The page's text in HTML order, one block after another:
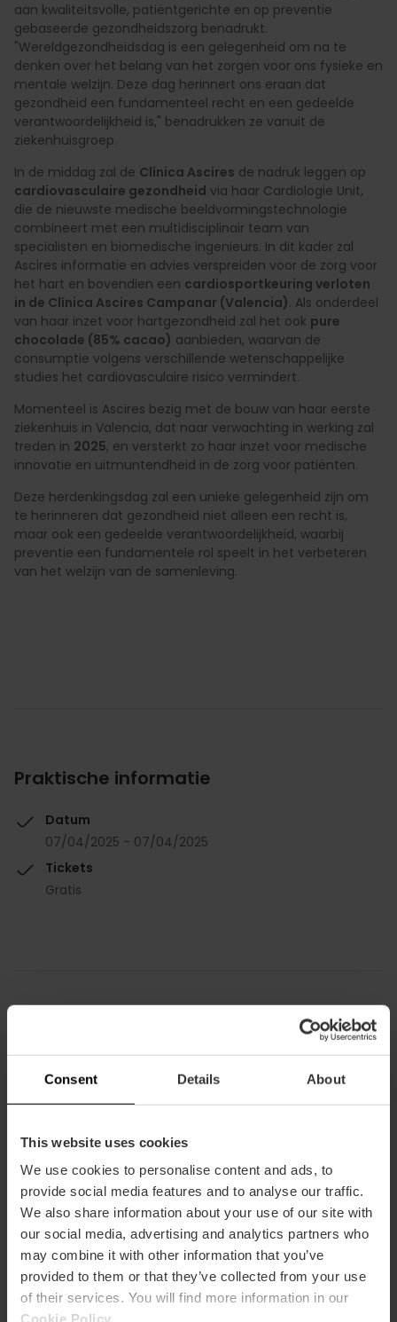
Consent Details About
This website uses cookies
We use cookies to personalise content and ads, to
provide social media features and to analyse our traffic.
We also share information about your use of our site with
our social media, advertising and analytics partners who
may combine it with other information that you’ve
provided to them or that they’ve collected from your use
of their services. You will find more information in our
Cookie Policy
aan kwaliteitsvolle, patiëntgerichte en op preventie
gebaseerde gezondheidszorg benadrukt.
"Wereldgezondheidsdag is een gelegenheid om na te
denken over het belang van het zorgen voor ons fysieke en
mentale welzijn. Deze dag herinnert ons eraan dat
gezondheid een fundamenteel recht en een gedeelde
verantwoordelijkheid is," benadrukken ze vanuit de
ziekenhuisgroep.​
In de middag zal de Clínica Ascires de nadruk leggen op
cardiovasculaire gezondheid via haar Cardiologie Unit,
die de nieuwste medische beeldvormingstechnologie
combineert met een multidisciplinair team van
specialisten en biomedische ingenieurs. In dit kader zal
Ascires informatie en advies verspreiden voor de zorg voor
het hart en bovendien een cardiosportkeuring verloten
in de Clínica Ascires Campanar (Valencia). Als onderdeel
van haar inzet voor hartgezondheid zal het ook pure
chocolade (85% cacao) aanbieden, waarvan de
consumptie volgens verschillende wetenschappelijke
studies het cardiovasculaire risico vermindert.​
Momenteel is Ascires bezig met de bouw van haar eerste
ziekenhuis in Valencia, dat naar verwachting in werking zal
treden in 2025, en versterkt zo haar inzet voor medische
innovatie en uitmuntendheid in de zorg voor patiënten.​
Deze herdenkingsdag zal een unieke gelegenheid zijn om
te herinneren dat gezondheid niet alleen een recht is,
maar ook een gedeelde verantwoordelijkheid, waarbij
preventie een fundamentele rol speelt in het verbeteren
van het welzijn van de samenleving.
Praktische informatie
Datum
07/04/2025 - 07/04/2025
Tickets
Gratis
Metro
L2,L5
6,27,60,62,71
Plaza del Ayuntamiento, 1, Valencia, València,
España